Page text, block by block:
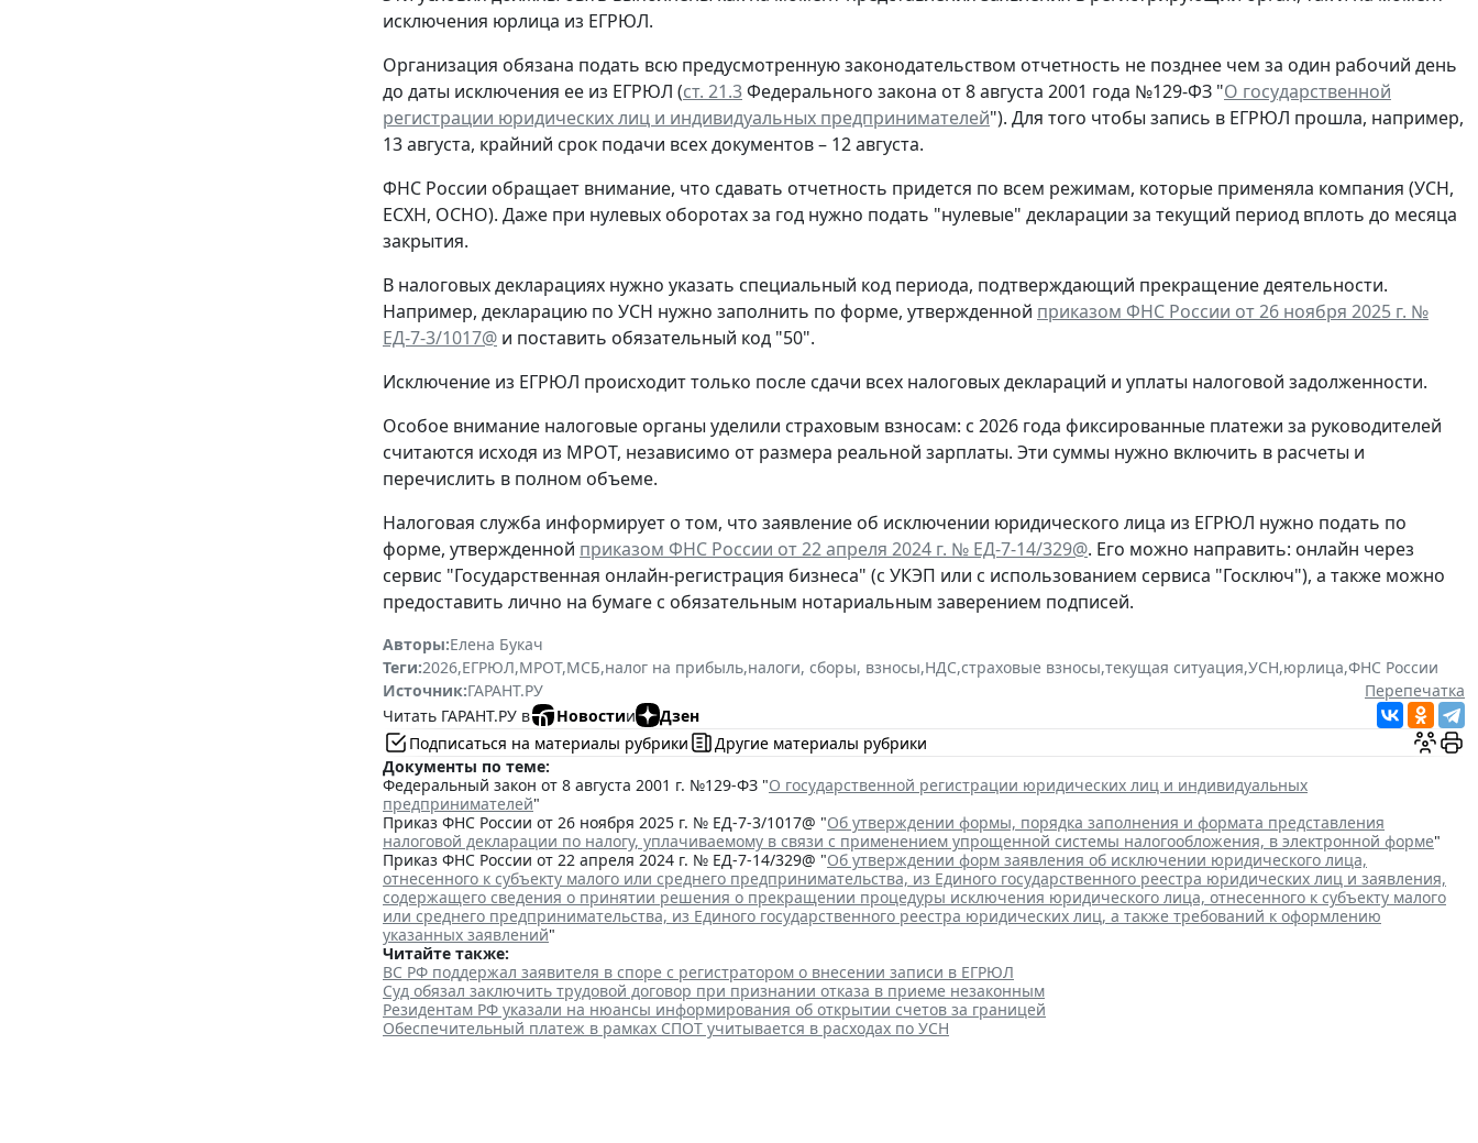
исключения юрлица из ЕГРЮЛ.
Организация обязана подать всю предусмотренную законодательством отчетность не позднее чем за один рабочий день
до даты исключения ее из ЕГРЮЛ (ст. 21.3Федерального закона от 8 августа 2001 года №129-ФЗ "О государственной
регистрации юридических лиц и индивидуальных предпринимателей"). Для того чтобы запись в ЕГРЮЛ прошла, например,
13 августа, крайний срок подачи всех документов – 12 августа.
ФНС России обращает внимание, что сдавать отчетность придется по всем режимам, которые применяла компания (УСН,
ЕСХН, ОСНО). Даже при нулевых оборотах за год нужно подать "нулевые" декларации за текущий период вплоть до месяца
закрытия.
В налоговых декларациях нужно указать специальный код периода, подтверждающий прекращение деятельности.
Например, декларацию по УСН нужно заполнить по форме, утвержденной приказом ФНС России от 26 ноября 2025 г. №
ЕД-7-3/1017@ и поставить обязательный код "50".
Исключение из ЕГРЮЛ происходит только после сдачи всех налоговых деклараций и уплаты налоговой задолженности.
Особое внимание налоговые органы уделили страховым взносам: с 2026 года фиксированные платежи за руководителей
считаются исходя из МРОТ, независимо от размера реальной зарплаты. Эти суммы нужно включить в расчеты и
перечислить в полном объеме.
Налоговая служба информирует о том, что заявление об исключении юридического лица из ЕГРЮЛ нужно подать по
форме, утвержденной приказом ФНС России от 22 апреля 2024 г. № ЕД-7-14/329@. Его можно направить: онлайн через
сервис "Государственная онлайн-регистрация бизнеса" (с УКЭП или с использованием сервиса "Госключ"), а также можно
предоставить лично на бумаге с обязательным нотариальным заверением подписей.
Авторы:Елена Букач
Теги:2026,ЕГРЮЛ,МРОТ,МСБ,налог на прибыль,налоги, сборы, взносы,НДС,страховые взносы,текущая ситуация,УСН,юрлица,ФНС России
Источник:ГАРАНТ.РУ
Перепечатка
Читать ГАРАНТ.РУ в
Новостии
Дзен
Подписаться на материалы рубрики
Другие материалы рубрики
Документы по теме:
Федеральный закон от 8 августа 2001 г. №129-ФЗ "О государственной регистрации юридических лиц и индивидуальных
предпринимателей"
Приказ ФНС России от 26 ноября 2025 г. № ЕД-7-3/1017@ "Об утверждении формы, порядка заполнения и формата представления
налоговой декларации по налогу, уплачиваемому в связи с применением упрощенной системы налогообложения, в электронной форме"
Приказ ФНС России от 22 апреля 2024 г. № ЕД-7-14/329@ "Об утверждении форм заявления об исключении юридического лица,
отнесенного к субъекту малого или среднего предпринимательства, из Единого государственного реестра юридических лиц и заявления,
содержащего сведения о принятии решения о прекращении процедуры исключения юридического лица, отнесенного к субъекту малого
или среднего предпринимательства, из Единого государственного реестра юридических лиц, а также требований к оформлению
указанных заявлений"
Читайте также:
ВС РФ поддержал заявителя в споре с регистратором о внесении записи в ЕГРЮЛ
Суд обязал заключить трудовой договор при признании отказа в приеме незаконным
Резидентам РФ указали на нюансы информирования об открытии счетов за границей
Обеспечительный платеж в рамках СПОТ учитывается в расходах по УСН